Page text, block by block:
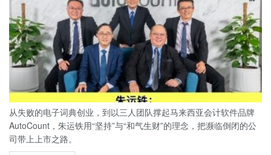
从失败的电子词典创业，到以三人团队撑起马来西亚会计软件品牌
AutoCount，朱运铁用“坚持”与“和气生财”的理念，把濒临倒闭的公
司带上上市之路。